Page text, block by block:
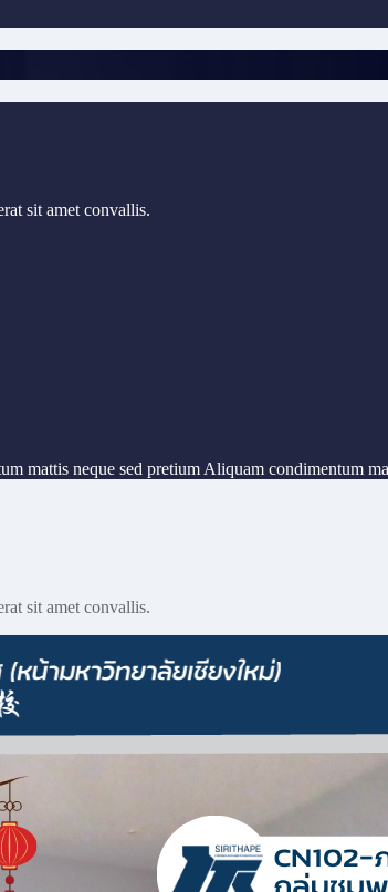
sit amet convallis.
mattis neque sed pretium Aliquam condimentum
sit amet convallis.